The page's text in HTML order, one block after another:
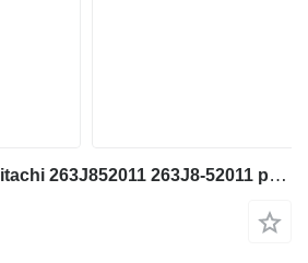
Vérin hydraulique Hitachi 263J852011 263J8-52011 pour chargeuse sur pneus Hitachi ZW310